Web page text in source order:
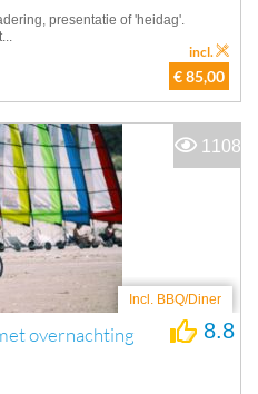
presentatie of 'heidag'.
€ 85,00
incl.
Incl. BBQ/Diner
overnachting 8.8
1108